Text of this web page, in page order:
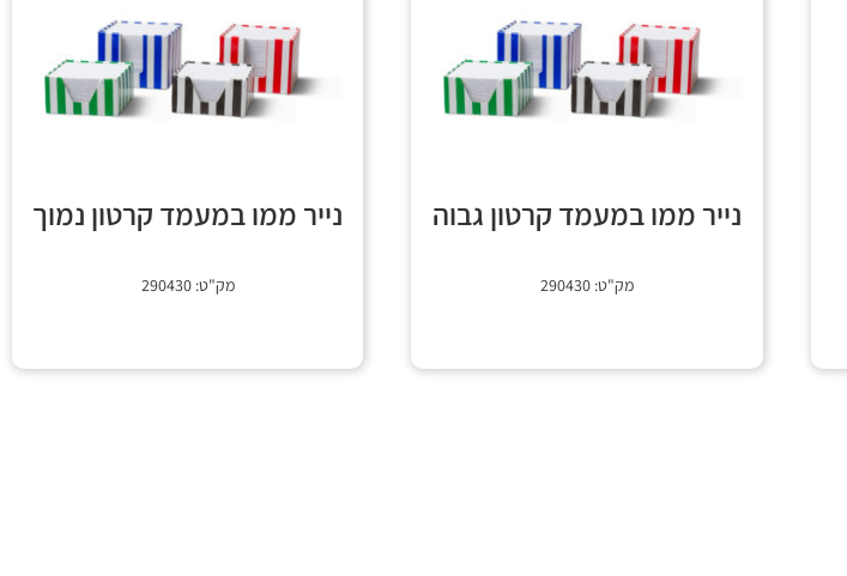
נייר ממו במעמד קרטון גבוה
מק"ט: 290430
נייר ממו במעמד קרטון נמוך
מק"ט: 290430